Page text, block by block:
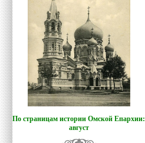
По страницам истории Омской Епархии:
август